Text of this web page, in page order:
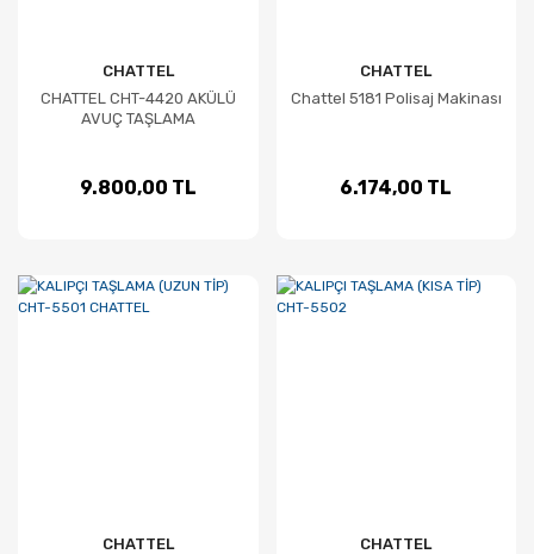
CHATTEL
CHATTEL CHT-4420 AKÜLÜ
AVUÇ TAŞLAMA
9.800,00 TL
CHATTEL
Chattel 5181 Polisaj Makinası
6.174,00 TL
CHATTEL
CHATTEL